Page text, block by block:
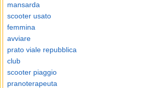
mansarda
scooter usato
femmina
avviare
prato viale repubblica
club
scooter piaggio
pranoterapeuta